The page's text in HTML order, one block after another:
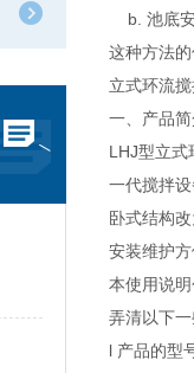
b. 池底安
这种方法
立式环流
一、产品
LHJ型立
一代搅拌
卧式结构
安装维护
本使用说
弄清以下
l 产品的型